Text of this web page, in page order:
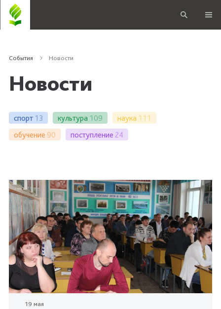
События Новости
Новости
спорт 13 культура 109 наука 111
обучение 90 поступление 24
19 мая